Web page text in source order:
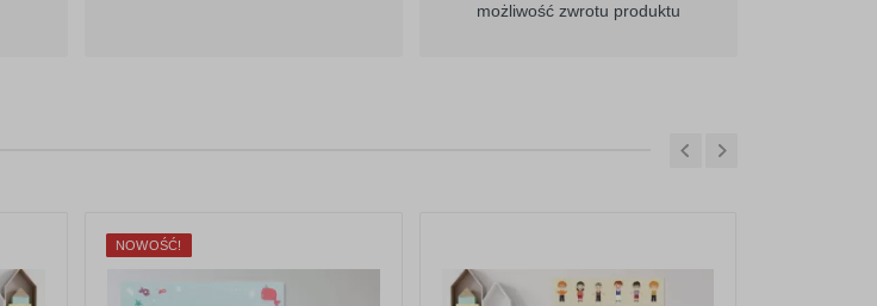
możliwość zwrotu produktu
NOWOŚĆ!